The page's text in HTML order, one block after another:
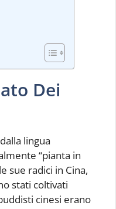
Dei
lingua
“pianta in
sue radici in Cina,
stati coltivati
cinesi erano